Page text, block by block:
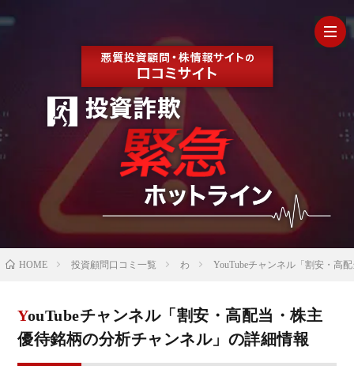
【
HOME 投資顧問口コミ一覧 わ YouTubeチャンネル「割安・高
YouTubeチャンネル「割安・高配当・株主
優待銘柄の分析チャンネル」の詳細情報